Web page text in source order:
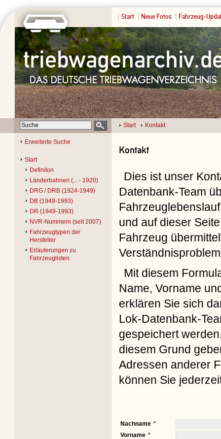
Start Neue Fotos Fahrzeug-
Start Kontakt
Erweiterte Suche
Start
Definiton
Länderbahnen (... - 1920)
DRG / DRB (1924-1949)
DB (1949-1993)
DR (1949-1993)
NVR-Nummern (seit 2007)
Fahrzeugtypen der
Hersteller
Erläuterungen zu
Fahrzeuglisten
Kontakt
Dies ist unser
Datenbank-Team
und auf dieser
Fahrzeug
Mit diesem
Name, Vorname
erklären Sie sich
Lok-Datenbank-
gespeichert
diesem Grund
Adressen anderer
können Sie
Nachname
Vorname